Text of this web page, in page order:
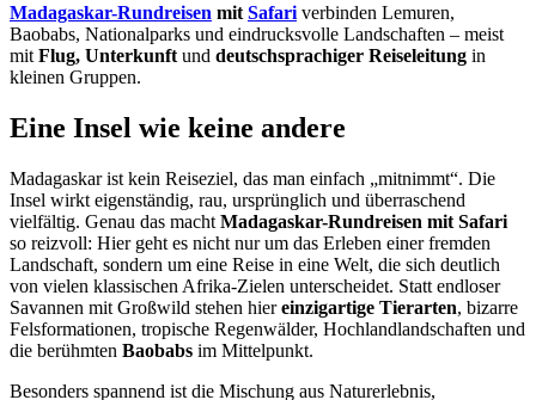
Madagaskar-Rundreisen mit Safari verbinden Lemuren,
Baobabs, Nationalparks und eindrucksvolle Landschaften – meist
mit Flug, Unterkunft und deutschsprachiger Reiseleitung in
kleinen Gruppen.
Eine Insel wie keine andere
Madagaskar ist kein Reiseziel, das man einfach „mitnimmt“. Die
Insel wirkt eigenständig, rau, ursprünglich und überraschend
vielfältig. Genau das macht Madagaskar-Rundreisen mit Safari
so reizvoll: Hier geht es nicht nur um das Erleben einer fremden
Landschaft, sondern um eine Reise in eine Welt, die sich deutlich
von vielen klassischen Afrika-Zielen unterscheidet. Statt endloser
Savannen mit Großwild stehen hiereinzigartige Tierarten, bizarre
Felsformationen, tropische Regenwälder, Hochlandlandschaften und
die berühmten Baobabs im Mittelpunkt.
Besonders spannend ist die Mischung aus Naturerlebnis,